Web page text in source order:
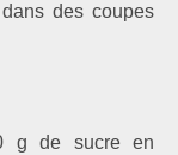
des coupes
g de sucre en